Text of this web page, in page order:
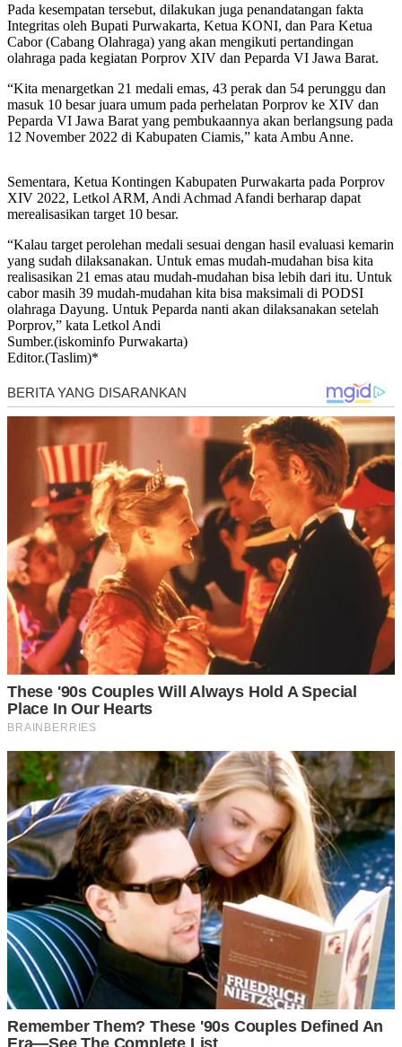
Pada kesempatan tersebut, dilakukan juga penandatangan fakta
Integritas oleh Bupati Purwakarta, Ketua KONI, dan Para Ketua
Cabor (Cabang Olahraga) yang akan mengikuti pertandingan
olahraga pada kegiatan Porprov XIV dan Peparda VI Jawa Barat.
“Kita menargetkan 21 medali emas, 43 perak dan 54 perunggu dan
masuk 10 besar juara umum pada perhelatan Porprov ke XIV dan
Peparda VI Jawa Barat yang pembukaannya akan berlangsung pada
12 November 2022 di Kabupaten Ciamis,” kata Ambu Anne.
Sementara, Ketua Kontingen Kabupaten Purwakarta pada Porprov
XIV 2022, Letkol ARM, Andi Achmad Afandi berharap dapat
merealisasikan target 10 besar.
“Kalau target perolehan medali sesuai dengan hasil evaluasi kemarin
yang sudah dilaksanakan. Untuk emas mudah-mudahan bisa kita
realisasikan 21 emas atau mudah-mudahan bisa lebih dari itu. Untuk
cabor masih 39 mudah-mudahan kita bisa maksimali di PODSI
olahraga Dayung. Untuk Peparda nanti akan dilaksanakan setelah
Porprov,” kata Letkol Andi
Sumber.(iskominfo Purwakarta)
Editor.(Taslim)*